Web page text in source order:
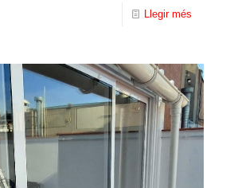
Llegir més